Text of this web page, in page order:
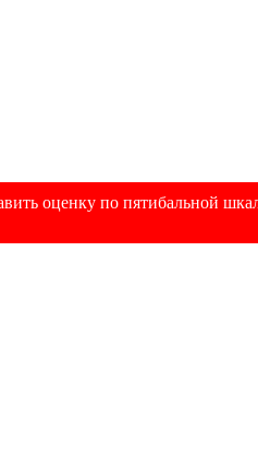
оценку по пятибальной